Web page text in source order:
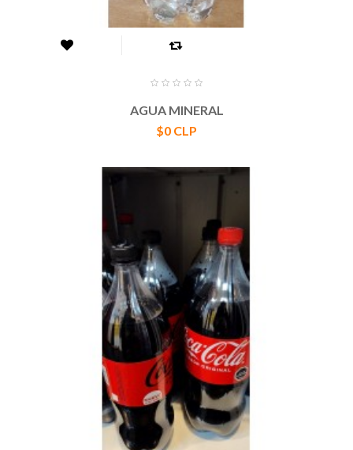
AGUA MINERAL
Precio
$0 CLP